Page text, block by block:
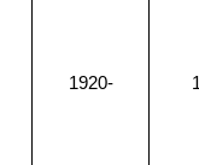
1920-